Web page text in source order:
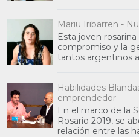
Mariu Iribarren -
Esta joven
compromiso y la
tantos argentinos
Habilidades
emprendedor
En el marco de la
Rosario 2019, se
relación entre las